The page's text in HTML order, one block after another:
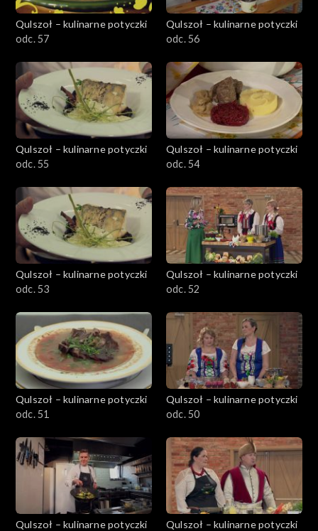
Qulszoł – kulinarne potyczki
odc. 57
Qulszoł – kulinarne potyczki
odc. 56
Qulszoł – kulinarne potyczki
odc. 55
Qulszoł – kulinarne potyczki
odc. 54
Qulszoł – kulinarne potyczki
odc. 53
Qulszoł – kulinarne potyczki
odc. 52
Qulszoł – kulinarne potyczki
odc. 51
Qulszoł – kulinarne potyczki
odc. 50
Qulszoł – kulinarne potyczki
Qulszoł – kulinarne potyczki